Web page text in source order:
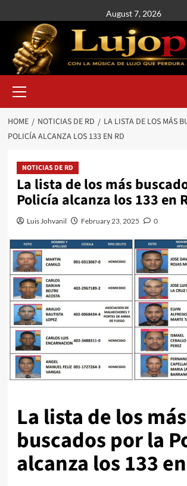
August 7, 2026
HOME NOTICIAS DE RD
LA LISTA DE LOS MÁS
POLICÍA ALCANZA LOS 133 EN RD
NOTICIAS DE RD
La lista de los más
Policía alcanza los 133 en
Luis Johvanil February 23, 2025 0
La lista de los más
buscados por la
alcanza los 133